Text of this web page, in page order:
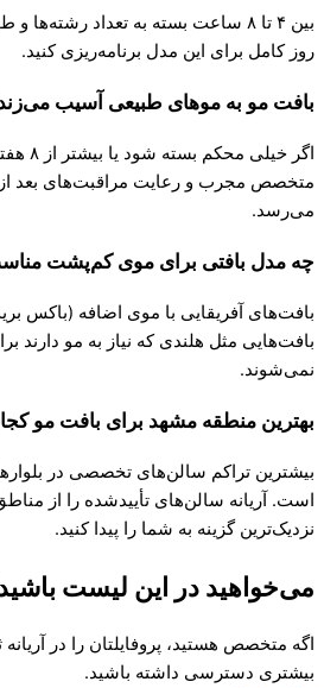
بین ۴ تا ۸ ساعت بسته به تعداد
روز کامل برای این مدل برنامه‌ریزی کنید.
بافت مو به موهای طبیعی آسیب
اگر خیلی
متخصص مجرب و رعایت مراقبت‌های بعد از
می‌رسد.
چه مدل بافتی برای موی کم‌پشت
بافت‌های آفریقایی با موی اضافه (باکس
بافت‌هایی مثل هلندی که نیاز به مو دارند
نمی‌شوند.
بهترین منطقه مشهد برای بافت مو
بیشترین تراکم سالن‌های تخصصی در
است. آریانه سالن‌های تأییدشده را از
نزدیک‌ترین گزینه به شما را پیدا کنید.
می‌خواهید در این لیست
اگه متخصص هستید، پروفایلتان را در آریانه
بیشتری دسترسی داشته باشید.